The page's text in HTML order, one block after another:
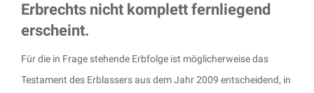
Erbrechts nicht komplett fernliegend
erscheint.
Für die in Frage stehende Erbfolge ist möglicherweise das
Testament des Erblassers aus dem Jahr 2009 entscheidend, in